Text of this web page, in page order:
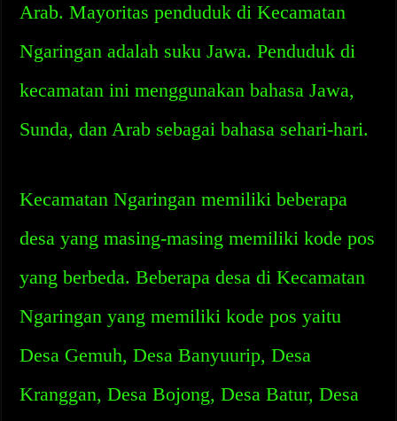
Arab. Mayoritas penduduk di Kecamatan
Ngaringan adalah suku Jawa. Penduduk di
kecamatan ini menggunakan bahasa Jawa,
Sunda, dan Arab sebagai bahasa sehari-hari.
Kecamatan Ngaringan memiliki beberapa
desa yang masing-masing memiliki kode pos
yang berbeda. Beberapa desa di Kecamatan
Ngaringan yang memiliki kode pos yaitu
Desa Gemuh, Desa Banyuurip, Desa
Kranggan, Desa Bojong, Desa Batur, Desa